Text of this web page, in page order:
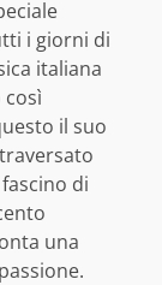
i giorni di
italiana
il suo
di
una